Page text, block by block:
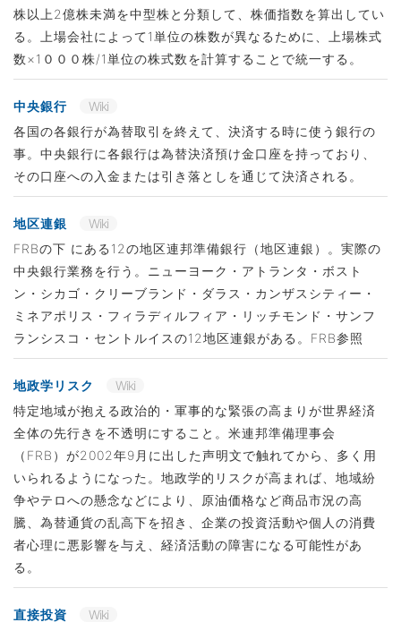
株以上2億株未満を中型株と分類して、株価指数を算出してい
る。上場会社によって1単位の株数が異なるために、上場株式
数×1０００株/1単位の株式数を計算することで統一する。
中央銀行
Wiki
各国の各銀行が為替取引を終えて、決済する時に使う銀行の
事。中央銀行に各銀行は為替決済預け金口座を持っており、
その口座への入金または引き落としを通じて決済される。
地区連銀
Wiki
FRBの下 にある12の地区連邦準備銀行（地区連銀）。実際の
中央銀行業務を行う。ニューヨーク・アトランタ・ボスト
ン・シカゴ・クリーブランド・ダラス・カンザスシティー・
ミネアポリス・フィラディルフィア・リッチモンド・サンフ
ランシスコ・セントルイスの12地区連銀がある。FRB参照
地政学リスク
Wiki
特定地域が抱える政治的・軍事的な緊張の高まりが世界経済
全体の先行きを不透明にすること。米連邦準備理事会
（FRB）が2002年9月に出した声明文で触れてから、多く用
いられるようになった。地政学的リスクが高まれば、地域紛
争やテロへの懸念などにより、原油価格など商品市況の高
騰、為替通貨の乱高下を招き、企業の投資活動や個人の消費
者心理に悪影響を与え、経済活動の障害になる可能性があ
る。
直接投資
Wiki